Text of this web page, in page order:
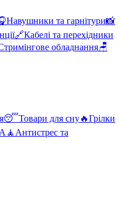
Навушники та гарнітури📸
🔗Кабелі та перехідники
обладнання🪑
😴Товари для сну🔥Грілки
🧘 Антистрес та